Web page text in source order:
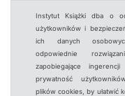
Instytut Książki dba o
użytkowników i
ich danych
odpowiednie
zapobiegające
prywatność
plików cookies, by ułatwić